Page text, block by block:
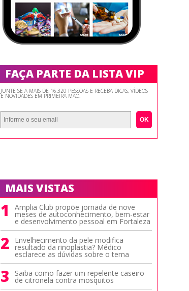
FAÇA PARTE DA LISTA VIP
JUNTE-SE A MAIS DE 16.320 PESSOAS E RECEBA DICAS, VÍDEOS
E NOVIDADES EM PRIMEIRA MÃO.
OK
MAIS VISTAS
1 Amplia Club propõe jornada de nove
meses de autoconhecimento, bem-estar
e desenvolvimento pessoal em Fortaleza
2 Envelhecimento da pele modifica
resultado da rinoplastia? Médico
esclarece as dúvidas sobre o tema
3 Saiba como fazer um repelente caseiro
de citronela contra mosquitos